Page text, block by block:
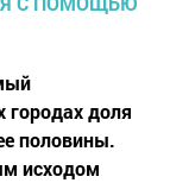
доля
половины.
исходом